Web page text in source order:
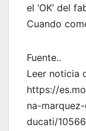
el ‘OK’ del
Cuando
Fuente..
Leer noticia
https://
na-
ducati/